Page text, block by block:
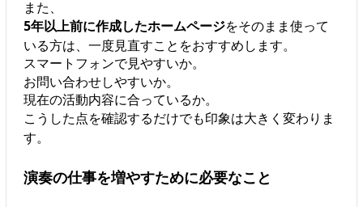
また、
5年以上前に作成したホームページをそのまま使って
いる方は、一度見直すことをおすすめします。
スマートフォンで見やすいか。
お問い合わせしやすいか。
現在の活動内容に合っているか。
こうした点を確認するだけでも印象は大きく変わりま
す。
演奏の仕事を増やすために必要なこと